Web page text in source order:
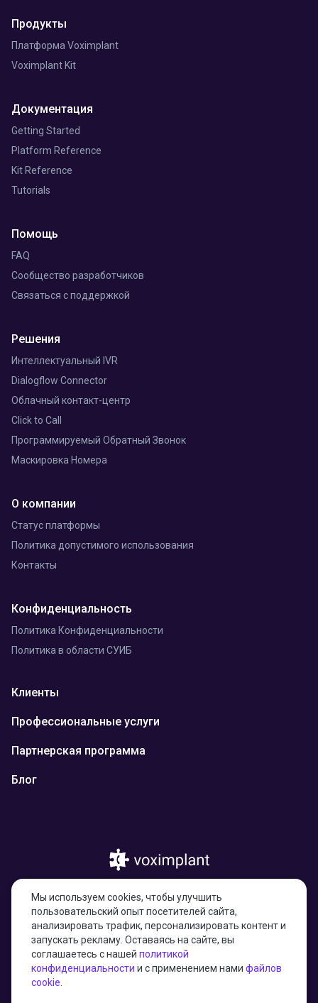
Продукты
Платформа Voximplant
Voximplant Kit
Решения
Интеллектуальный IVR
Dialogflow Connector
Облачный контакт-центр
Click to Call
Программируемый Обратный Звонок
Маскировка Номера
Клиенты
Профессиональные услуги
Партнерская программа
Блог
Документация
Getting Started
Platform Reference
Kit Reference
Tutorials
Помощь
FAQ
Сообщество разработчиков
Связаться с поддержкой
О компании
Статус платформы
Политика допустимого использования
Контакты
Конфиденциальность
Политика Конфиденциальности
Политика в области СУИБ
Тарас Шевченко, здание 4/1, н.п. 17,
010000
Мы используем cookies, чтобы улучшить
пользовательский опыт посетителей сайта,
анализировать трафик, персонализировать контент и
запускать рекламу. Оставаясь на сайте, вы
соглашаетесь с нашей политикой
конфиденциальности и с применением нами файлов
cookie